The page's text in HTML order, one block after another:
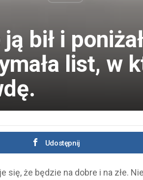
bił i
list, w
Udostępnij
się, że będzie na dobre i na złe.